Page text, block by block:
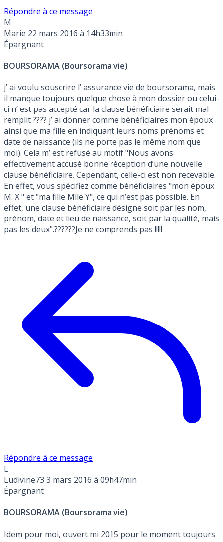
Répondre à ce message
M
Marie 22 mars 2016 à 14h33min
Épargnant
BOURSORAMA (Boursorama vie)
j’ ai voulu souscrire l’ assurance vie de boursorama, mais
il manque toujours quelque chose à mon dossier ou celui-
ci n’ est pas accepté car la clause bénéficiaire serait mal
remplit ???? j’ ai donner comme bénéficiaires mon époux
ainsi que ma fille en indiquant leurs noms prénoms et
date de naissance (ils ne porte pas le même nom que
moi). Cela m’ est refusé au motif "Nous avons
effectivement accusé bonne réception d’une nouvelle
clause bénéficiaire. Cependant, celle-ci est non recevable.
En effet, vous spécifiez comme bénéficiaires "mon époux
M. X " et "ma fille Mlle Y", ce qui n’est pas possible. En
effet, une clause bénéficiaire désigne soit par les nom,
prénom, date et lieu de naissance, soit par la qualité, mais
pas les deux".??????Je ne comprends pas !!!!!
Répondre à ce message
L
Ludivine73 3 mars 2016 à 09h47min
Épargnant
BOURSORAMA (Boursorama vie)
Idem pour moi, ouvert mi 2015 pour le moment toujours